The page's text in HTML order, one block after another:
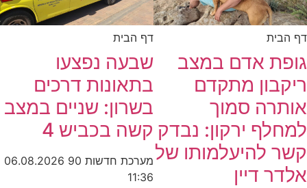
דף הבית
גופת אדם במצב
ריקבון מתקדם
אותרה סמוך
למחלף ירקון: נבדק
קשר להיעלמותו של
אלדר דיין
דף הבית
שבעה נפצעו
בתאונות דרכים
בשרון: שניים במצב
קשה בכביש 4
מערכת חדשות 90
06.08.2026
11:36